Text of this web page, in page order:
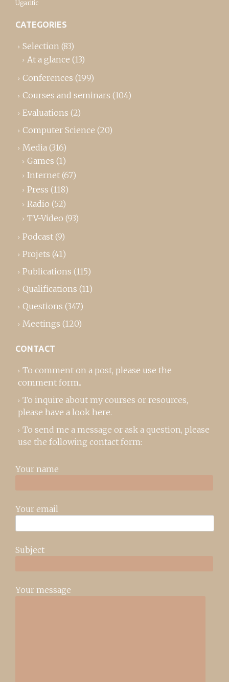
Ugaritic
CATEGORIES
Selection (83)
At a glance (13)
Conferences (199)
Courses and seminars (104)
Evaluations (2)
Computer Science (20)
Media (316)
Games (1)
Internet (67)
Press (118)
Radio (52)
TV-Video (93)
Podcast (9)
Projets (41)
Publications (115)
Qualifications (11)
Questions (347)
Meetings (120)
CONTACT
To comment on a post, please use the
comment form..
To inquire about my courses or resources,
please have a look here.
To send me a message or ask a question, please
use the following contact form:
Your name
Your email
Subject
Your message